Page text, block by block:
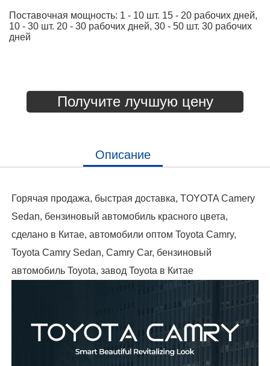
Поставочная мощность: 1 - 10 шт. 15 - 20 рабочих дней,
10 - 30 шт. 20 - 30 рабочих дней, 30 - 50 шт. 30 рабочих
дней
Получите лучшую цену
Описание
Горячая продажа, быстрая доставка, TOYOTA Camery
Sedan, бензиновый автомобиль красного цвета,
сделано в Китае, автомобили оптом Toyota Camry,
Toyota Camry Sedan, Camry Car, бензиновый
автомобиль Toyota, завод Toyota в Китае